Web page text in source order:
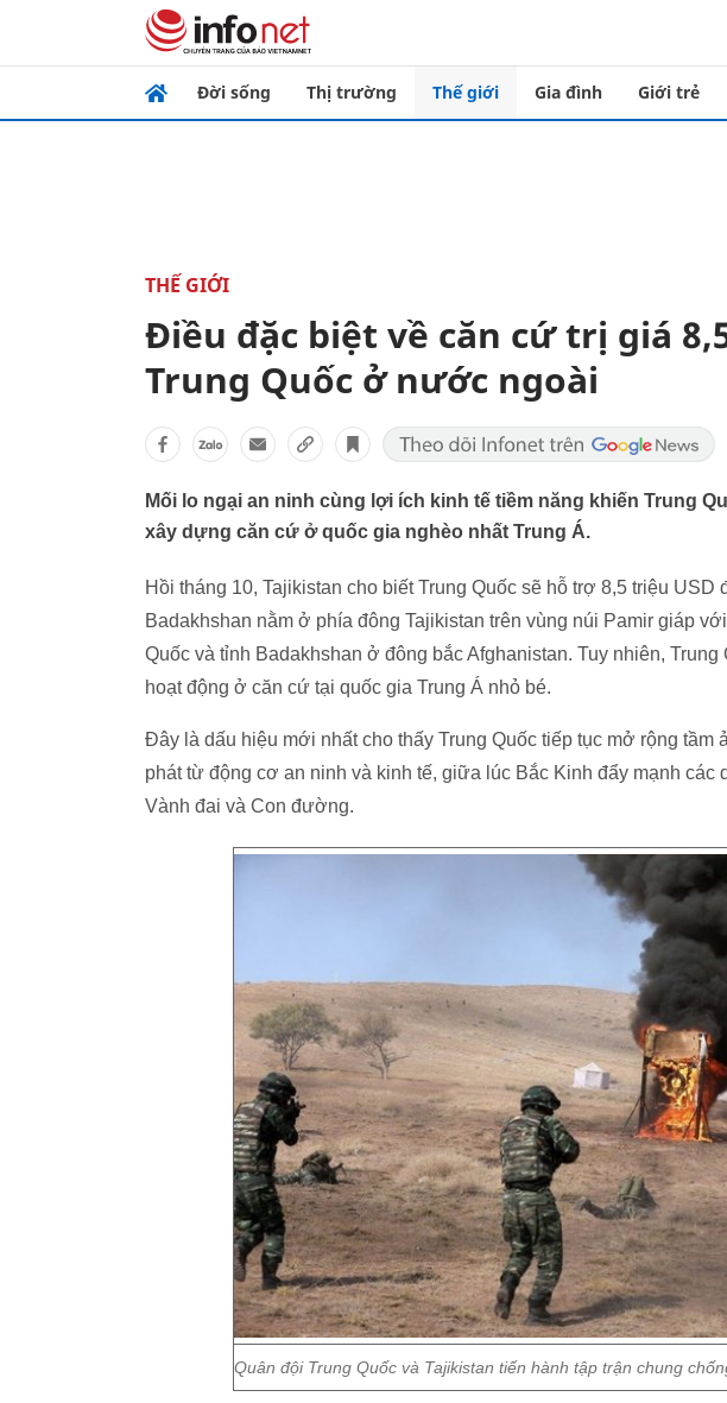
Đời sống Thị trường Thế giới Gia đình Giới trẻ
THẾ GIỚI
Điều đặc biệt về căn cứ trị giá
Trung Quốc ở nước ngoài
Mối lo ngại an ninh cùng lợi ích kinh tế tiềm năng khiến Trung
xây dựng căn cứ ở quốc gia nghèo nhất Trung Á.
Hồi tháng 10, Tajikistan cho biết Trung Quốc sẽ hỗ trợ 8,5 triệu
Badakhshan nằm ở phía đông Tajikistan trên vùng núi Pamir giáp
Quốc và tỉnh Badakhshan ở đông bắc Afghanistan. Tuy nhiên,
hoạt động ở căn cứ tại quốc gia Trung Á nhỏ bé.
Đây là dấu hiệu mới nhất cho thấy Trung Quốc tiếp tục mở rộng
phát từ động cơ an ninh và kinh tế, giữa lúc Bắc Kinh đẩy mạnh các
Vành đai và Con đường.
Quân đội Trung Quốc và Tajikistan tiến hành tập trận chung